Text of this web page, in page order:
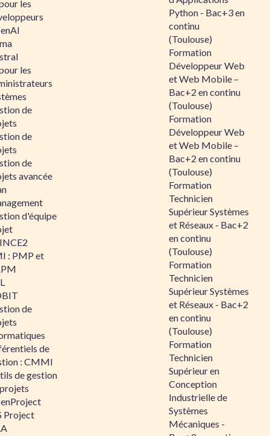
les
les
de
de
de
avancée
d'équipe
: PMP et
de
de
: CMMI
de gestion
Project
Python - Bac+3 en
continu
(Toulouse)
Formation
Développeur Web
et Web Mobile –
Bac+2 en continu
(Toulouse)
Formation
Développeur Web
et Web Mobile –
Bac+2 en continu
(Toulouse)
Formation
Technicien
Supérieur Systèmes
et Réseaux - Bac+2
en continu
(Toulouse)
Formation
Technicien
Supérieur Systèmes
et Réseaux - Bac+2
en continu
(Toulouse)
Formation
Technicien
Supérieur en
Conception
Industrielle de
Systèmes
Mécaniques -